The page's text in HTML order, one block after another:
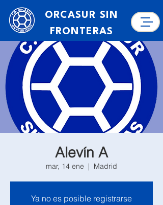
ORCASUR SIN
FRONTERAS
Alevín A
mar, 14 ene
  |
Madrid
Ya no es posible registrarse